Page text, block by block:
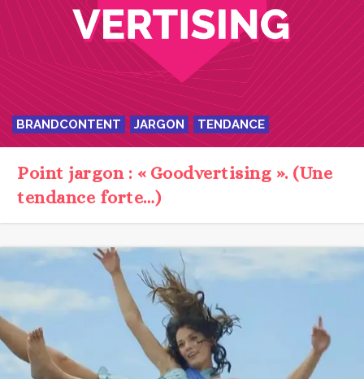
BRANDCONTENT JARGON TENDANCE
Point jargon : « Goodvertising ». (Une
tendance forte…)